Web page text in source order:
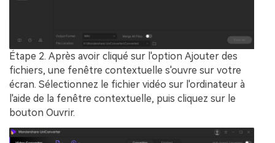
Étape 2. Après avoir cliqué sur l'option Ajouter des
fichiers, une fenêtre contextuelle s'ouvre sur votre
écran. Sélectionnez le fichier vidéo sur l'ordinateur à
l'aide de la fenêtre contextuelle, puis cliquez sur le
bouton Ouvrir.